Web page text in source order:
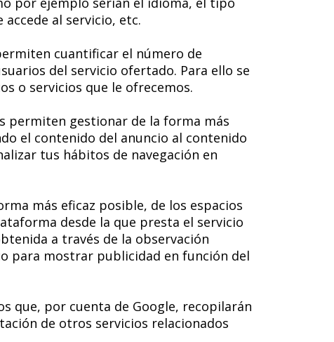
al servicio, etc.
cuantificar el número de
del servicio ofertado. Para ello se
o servicios que le ofrecemos.
permiten gestionar de la forma más
el contenido del anuncio al contenido
tus hábitos de navegación en
más eficaz posible, de los espacios
desde la que presta el servicio
a través de la observación
para mostrar publicidad en función del
que, por cuenta de Google, recopilarán
de otros servicios relacionados